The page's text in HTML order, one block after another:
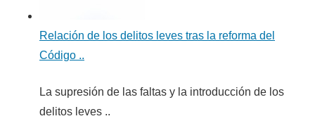
Relación de los delitos leves tras la reforma del
Código ..
La supresión de las faltas y la introducción de los
delitos leves ..